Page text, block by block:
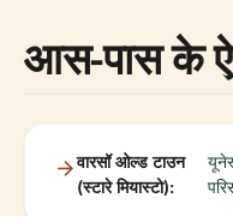
आस-पास के
वारसॉ ओल्ड टाउन
(स्टारे मियास्टो):